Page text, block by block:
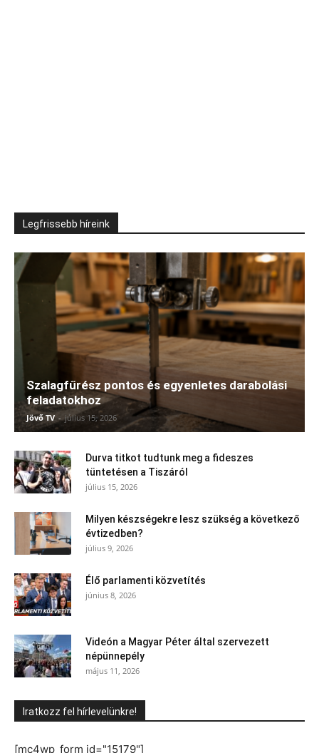
Legfrissebb híreink
Szalagfűrész pontos és egyenletes darabolási
feladatokhoz
Jövő TV - július 15, 2026
Durva titkot tudtunk meg a fideszes
tüntetésen a Tiszáról
július 15, 2026
Milyen készségekre lesz szükség a következő
évtizedben?
július 9, 2026
Élő parlamenti közvetítés
június 8, 2026
Videón a Magyar Péter által szervezett
népünnepély
május 11, 2026
Iratkozz fel hírlevelünkre!
[mc4wp_form id="15179"]